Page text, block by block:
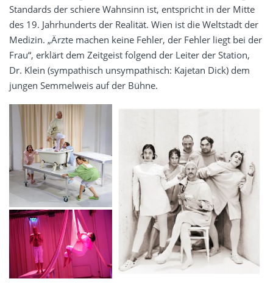
Standards der schiere Wahnsinn ist, entspricht in der Mitte
des 19. Jahrhunderts der Realität. Wien ist die Weltstadt der
Medizin. „Ärzte machen keine Fehler, der Fehler liegt bei der
Frau“, erklärt dem Zeitgeist folgend der Leiter der Station,
Dr. Klein (sympathisch unsympathisch: Kajetan Dick) dem
jungen Semmelweis auf der Bühne.